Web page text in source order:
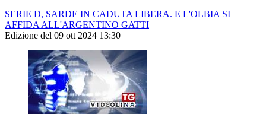
SERIE D, SARDE IN CADUTA LIBERA. E L'OLBIA SI
AFFIDA ALL'ARGENTINO GATTI
Edizione del 09 ott 2024 13:30